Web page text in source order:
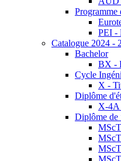
Programme
PEI -
Catalogue 2024 -
Bachelor
BX -
Cycle
X -
Diplôme
X-4A
Diplôme de